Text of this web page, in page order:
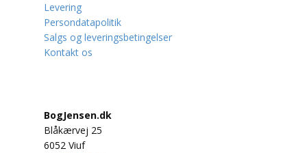
Mad
Musik
Oldtidskundskab
Levering
Persondatapolitik
Salgs og leveringsbetingelser
Kontakt os
BogJensen.dk
Blåkærvej 25
6052 Viuf